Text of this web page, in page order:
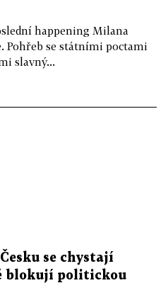
happening Milana
Pohřeb se státními poctami
slavný...
se chystají
blokují politickou